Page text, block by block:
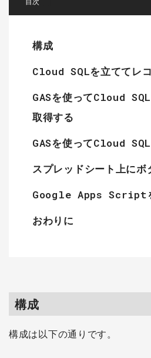
構成
Cloud SQLを立ててレ
GASを使ってCloud
取得する
GASを使ってCloud
スプレッドシート上にボ
Google Apps Script
おわりに
構成
構成は以下の通りです。